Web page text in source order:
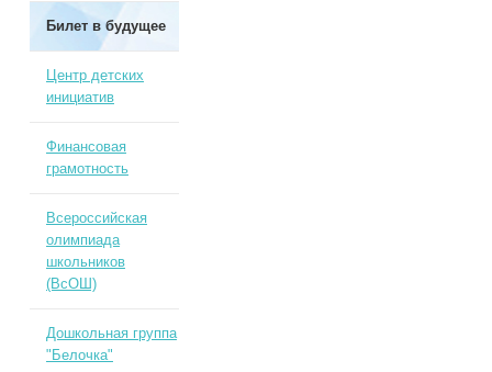
Билет в будущее
Центр детских
инициатив
Финансовая
грамотность
Всероссийская
олимпиада
школьников
(ВсОШ)
Дошкольная группа
"Белочка"